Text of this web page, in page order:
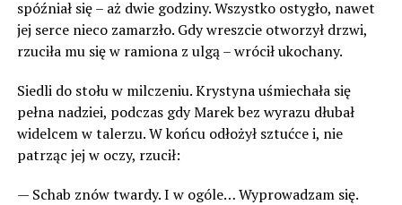
spóźniał się – aż dwie godziny. Wszystko ostygło, nawet
jej serce nieco zamarzło. Gdy wreszcie otworzył drzwi,
rzuciła mu się w ramiona z ulgą – wrócił ukochany.
Siedli do stołu w milczeniu. Krystyna uśmiechała się
pełna nadziei, podczas gdy Marek bez wyrazu dłubał
widelcem w talerzu. W końcu odłożył sztućce i, nie
patrząc jej w oczy, rzucił:
— Schab znów twardy. I w ogóle… Wyprowadzam się.